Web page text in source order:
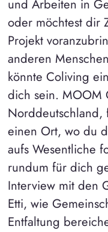
und Arbeiten in
oder möchtest dir
Projekt
anderen
könnte Coliving
dich sein. MOOM
Norddeutschland,
einen Ort, wo du
aufs Wesentliche
rundum für dich
Interview mit den
Etti, wie
Entfaltung